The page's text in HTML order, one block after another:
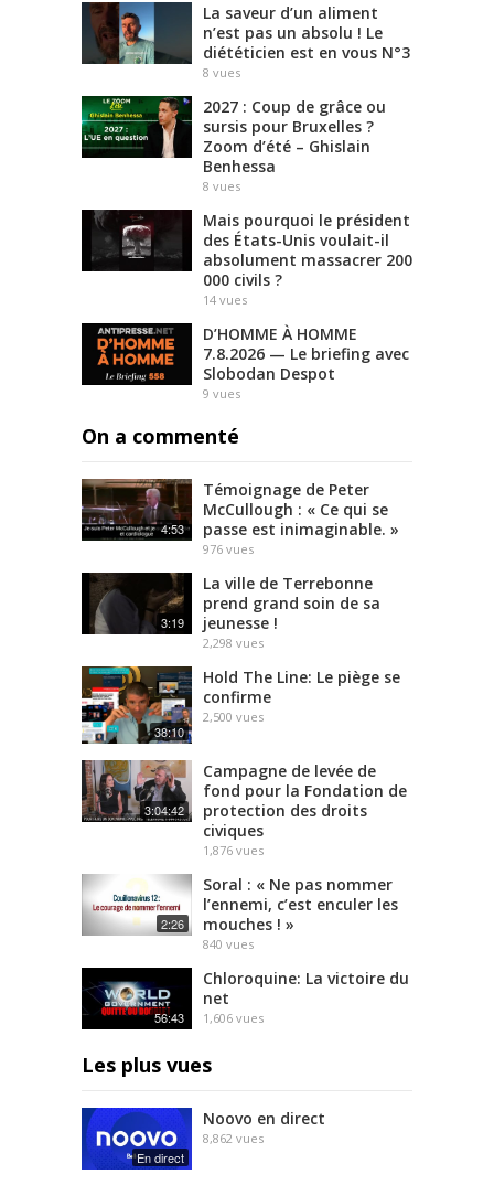
La saveur d’un aliment
n’est pas un absolu ! Le
diététicien est en vous N°3
8 vues
2027 : Coup de grâce ou
sursis pour Bruxelles ?
Zoom d’été – Ghislain
Benhessa
8 vues
Mais pourquoi le président
des États-Unis voulait-il
absolument massacrer 200
000 civils ?
14 vues
D’HOMME À HOMME
7.8.2026 — Le briefing avec
Slobodan Despot
9 vues
On a commenté
4:53
Témoignage de Peter
McCullough : « Ce qui se
passe est inimaginable. »
976 vues
3:19
La ville de Terrebonne
prend grand soin de sa
jeunesse !
2,298 vues
38:10
Hold The Line: Le piège se
confirme
2,500 vues
3:04:42
Campagne de levée de
fond pour la Fondation de
protection des droits
civiques
1,876 vues
2:26
Soral : « Ne pas nommer
l’ennemi, c’est enculer les
mouches ! »
840 vues
56:43
Chloroquine: La victoire du
net
1,606 vues
Les plus vues
En direct
Noovo en direct
8,862 vues